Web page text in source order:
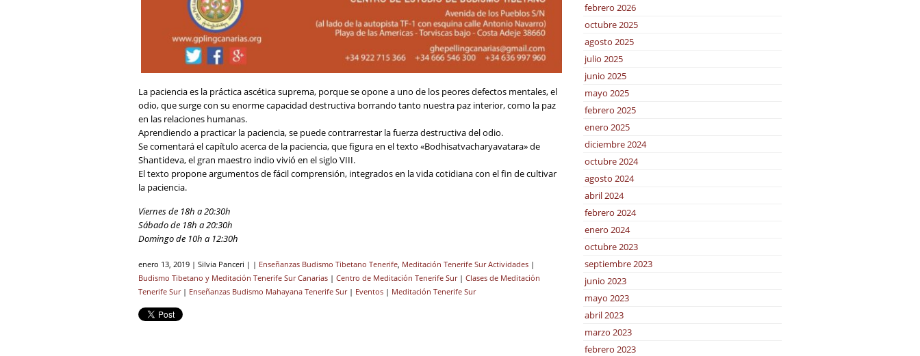
La paciencia es la práctica ascética suprema, porque se opone a uno de los peores defectos mentales, el
odio, que surge con su enorme capacidad destructiva borrando tanto nuestra paz interior, como la paz
en las relaciones humanas.
Aprendiendo a practicar la paciencia, se puede contrarrestar la fuerza destructiva del odio.
Se comentará el capítulo acerca de la paciencia, que figura en el texto «Bodhisatvacharyavatara» de
Shantideva, el gran maestro indio vivió en el siglo VIII.
El texto propone argumentos de fácil comprensión, integrados en la vida cotidiana con el fin de cultivar
la paciencia.
Viernes de 18h a 20:30h
Sábado de 18h a 20:30h
Domingo de 10h a 12:30h
enero 13, 2019 | Silvia Panceri | | Enseñanzas Budismo Tibetano Tenerife Meditación Tenerife Sur Actividades |
Budismo Tibetano y Meditación Tenerife Sur Canarias | Centro de Meditación Tenerife Sur| Clases de Meditación
Tenerife Sur| Enseñanzas Budismo Mahayana Tenerife Sur| Eventos | Meditación Tenerife Sur
febrero 2026
octubre 2025
agosto 2025
julio 2025
junio 2025
mayo 2025
febrero 2025
enero 2025
diciembre 2024
octubre 2024
agosto 2024
abril 2024
febrero 2024
enero 2024
octubre 2023
septiembre 2023
junio 2023
mayo 2023
abril 2023
marzo 2023
febrero 2023